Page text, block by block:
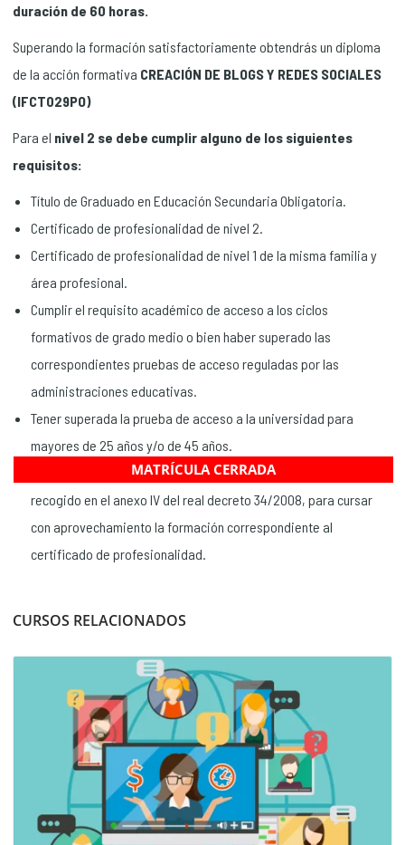
duración de 60 horas.
Superando la formación satisfactoriamente obtendrás un diploma
de la acción formativa CREACIÓN DE BLOGS Y REDES SOCIALES
(IFCT029PO)
Para el nivel 2 se debe cumplir alguno de los siguientes
requisitos:
Título de Graduado en Educación Secundaria Obligatoria.
Certificado de profesionalidad de nivel 2.
Certificado de profesionalidad de nivel 1 de la misma familia y
área profesional.
Cumplir el requisito académico de acceso a los ciclos
formativos de grado medio o bien haber superado las
correspondientes pruebas de acceso reguladas por las
administraciones educativas.
Tener superada la prueba de acceso a la universidad para
mayores de 25 años y/o de 45 años.
Tener las competencias clave necesarias, de acuerdo con lo
recogido en el anexo IV del real decreto 34/2008, para cursar
con aprovechamiento la formación correspondiente al
certificado de profesionalidad.
CURSOS RELACIONADOS
MATRÍCULA CERRADA